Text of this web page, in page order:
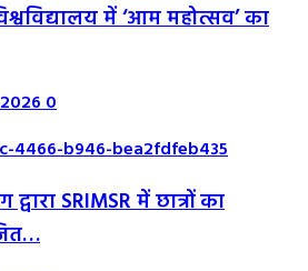
में ‘आम महोत्सव’ का
20260
SRIMSR में छात्रों का